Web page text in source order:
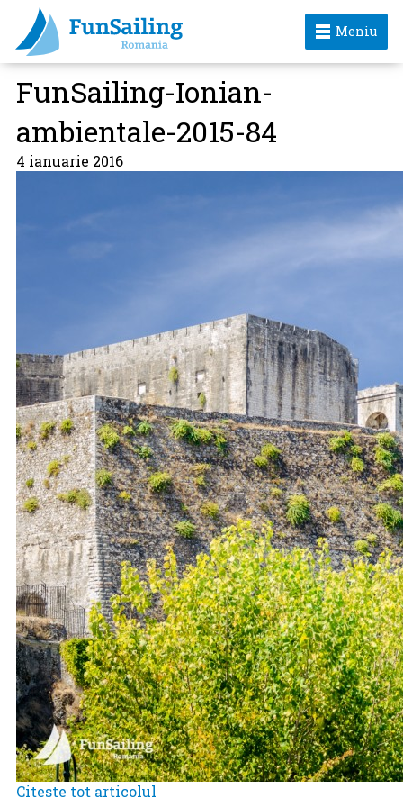
Meniu
FunSailing-Ionian-
ambientale-2015-84
4 ianuarie 2016
Citeste tot articolul